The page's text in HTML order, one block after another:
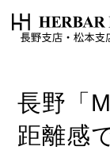
長野「
距離感